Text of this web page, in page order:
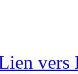
vers